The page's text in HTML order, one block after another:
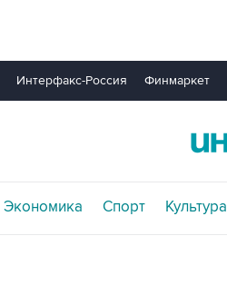
Интерфакс-Россия Финмаркет
Экономика Спорт Культура